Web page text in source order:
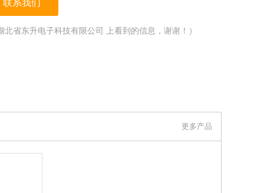
联系我们
北省东升电子科技有限公司 上看到的信息，谢谢！）
更多产品